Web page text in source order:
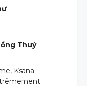
Thuý
Ksana